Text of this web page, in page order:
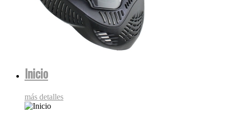
Inicio
más detalles